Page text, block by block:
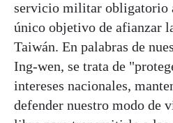
servicio militar obligatorio
único objetivo de afianzar
Taiwán. En palabras de
Ing-wen, se trata de
intereses nacionales,
defender nuestro modo de